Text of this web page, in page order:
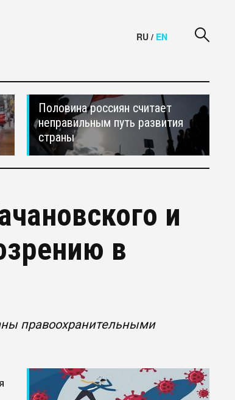
RU / EN
Половина россиян считает
неправильным путь развития
страны
и
в
правоохранительными